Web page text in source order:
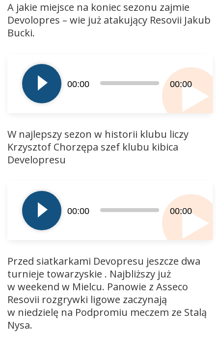
A jakie miejsce na koniec sezonu zajmie
Devolopres – wie już atakujący Resovii Jakub
Bucki.
plików
dźwiękowych
00:00 00:00
W najlepszy sezon w historii klubu liczy
Krzysztof Chorzępa szef klubu kibica
Developresu
plików
dźwiękowych
00:00 00:00
Przed siatkarkami Devopresu jeszcze dwa
turnieje towarzyskie . Najbliższy już
w weekend w Mielcu. Panowie z Asseco
Resovii rozgrywki ligowe zaczynają
w niedzielę na Podpromiu meczem ze Stalą
Nysa.